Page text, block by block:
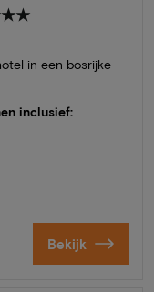
in een bosrijke
inclusief:
Bekijk